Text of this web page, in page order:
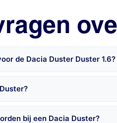
de Dacia Duster Duster 1.6?
bij een Dacia Duster?